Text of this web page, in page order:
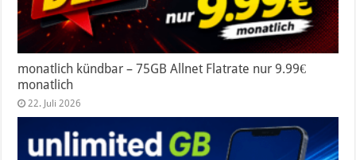
monatlich kündbar – 75GB Allnet Flatrate nur 9.99€
monatlich
22. Juli 2026